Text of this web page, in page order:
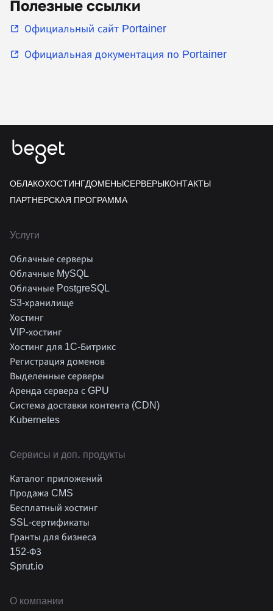
Полезные ссылки
Официальный сайт Portainer
Официальная документация по Portainer
ОБЛАКОХОСТИНГДОМЕНЫСЕРВЕРЫКОНТАКТЫ
ПАРТНЕРСКАЯ ПРОГРАММА
Услуги
Облачные серверы
Облачные MySQL
Облачные PostgreSQL
S3-хранилище
Хостинг
VIP-хостинг
Хостинг для 1C-Битрикс
Регистрация доменов
Выделенные серверы
Аренда сервера с GPU
Система доставки контента (CDN)
Kubernetes
Cервисы и доп. продукты
Каталог приложений
Продажа CMS
Бесплатный хостинг
SSL-сертификаты
Гранты для бизнеса
152-ФЗ
Sprut.io
О компании